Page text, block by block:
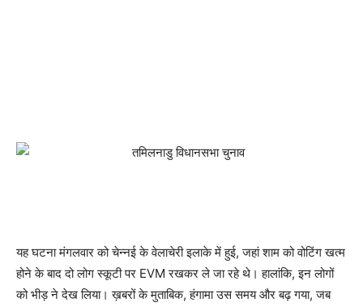
यह घटना मंगलवार को चेन्नई के वेलाचेरी इलाके में हुई, जहां शाम को वोटिंग खत्म
होने के बाद दो लोग स्कूटी पर EVM रखकर ले जा रहे थे। हालांकि, इन लोगों
को भीड़ ने देख लिया। ख़बरों के मुताबिक, हंगामा उस समय और बढ़ गया, जब